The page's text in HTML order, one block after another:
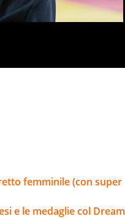
femminile (con super
e le medaglie col Dream